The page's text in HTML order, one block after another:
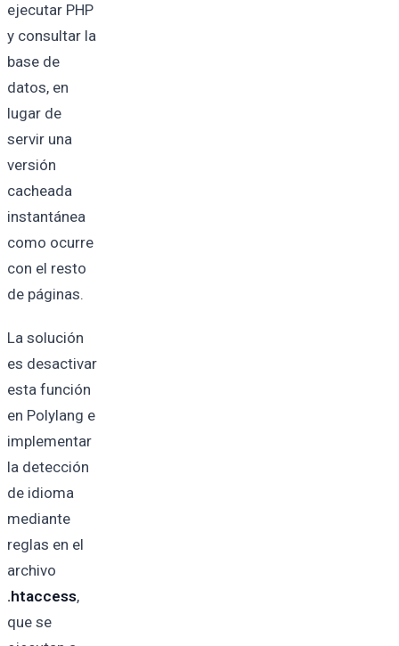
ejecutar PHP
y consultar la
base de
datos, en
lugar de
servir una
versión
cacheada
instantánea
como ocurre
con el resto
de páginas.
La solución
es desactivar
esta función
en Polylang e
implementar
la detección
de idioma
mediante
reglas en el
archivo
.htaccess,
que se